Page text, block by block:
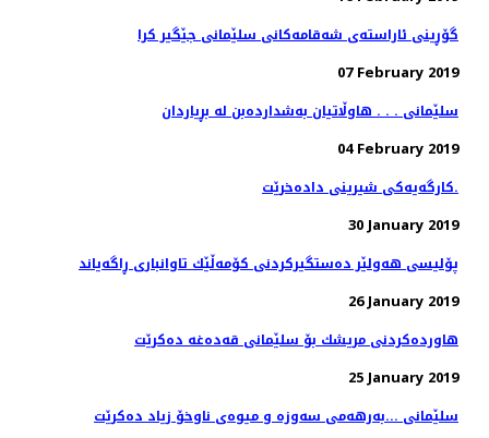
گۆڕینی ئاراسته‌ی شه‌قامه‌كانی سلێمانی جێگیر كرا
07 February 2019
سلێمانی . . . هاوڵاتیان به‌شدارده‌بن له‌ بڕیاردان
04 February 2019
کارگەیەکی شیرینی دادەخرێت.
30 January 2019
پۆلیسی هەولێر دەستگیركردنی كۆمەڵێك تاوانباری ڕاگەیاند
26 January 2019
هاوردەكردنی مریشك بۆ سلێمانی قەدەغە دەكرێت
25 January 2019
سلێمانی ...بەرهەمی سەوزە و میوەی ناوخۆ زیاد دەكرێت